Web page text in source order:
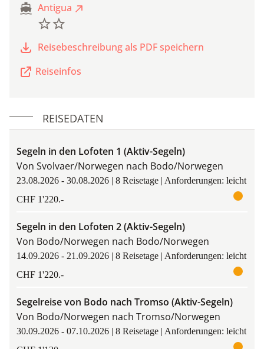
Antigua
Reisebeschreibung als PDF speichern
Reiseinfos
REISEDATEN
Segeln in den Lofoten 1 (Aktiv-Segeln)
Von Svolvaer/Norwegen nach Bodo/Norwegen
23.08.2026 - 30.08.2026 | 8 Reisetage | Anforderungen: leicht
CHF 1'220.-
Segeln in den Lofoten 2 (Aktiv-Segeln)
Von Bodo/Norwegen nach Bodo/Norwegen
14.09.2026 - 21.09.2026 | 8 Reisetage | Anforderungen: leicht
CHF 1'220.-
Segelreise von Bodo nach Tromso (Aktiv-Segeln)
Von Bodo/Norwegen nach Tromso/Norwegen
30.09.2026 - 07.10.2026 | 8 Reisetage | Anforderungen: leicht